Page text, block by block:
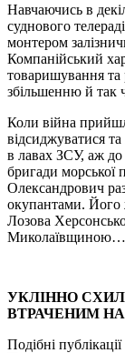
Навчаючись в
суднового
монтером
Компанійський
товаришування
збільшенню й так
Коли війна
відсиджуватися та
в лавах ЗСУ, аж
бригади морської
Олександрович
окупантами. Його
Лозова
Миколаївщиною…
УКЛІННО
ВТРАЧЕНИМ
Подібні публікації